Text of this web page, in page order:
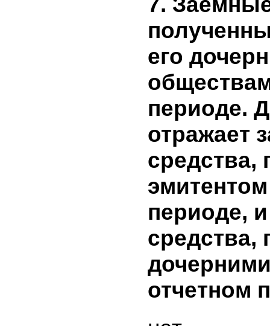
объем
средств,
каждому
и о
нет
7.